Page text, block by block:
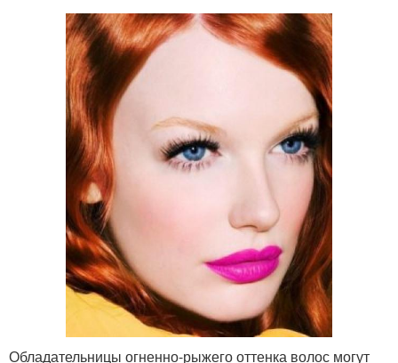
Обладательницы огненно-рыжего оттенка волос могут